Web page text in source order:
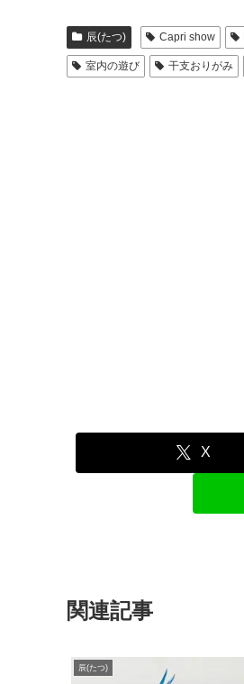
辰(たつ) Capri show
室内の遊び 干支おりがみ
X
関連記事
辰(たつ)